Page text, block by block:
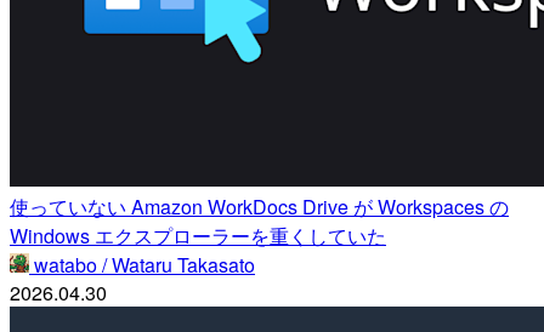
使っていない Amazon WorkDocs Drive が Workspaces の
Windows エクスプローラーを重くしていた
watabo / Wataru Takasato
2026.04.30